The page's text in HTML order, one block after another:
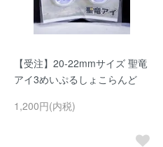
【受注】20-22mmサイズ 聖竜
アイ3めいぷるしょこらんど
1,200円(内税)